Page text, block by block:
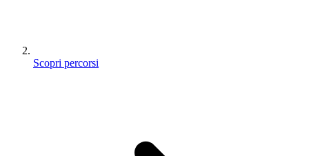
Scopri percorsi